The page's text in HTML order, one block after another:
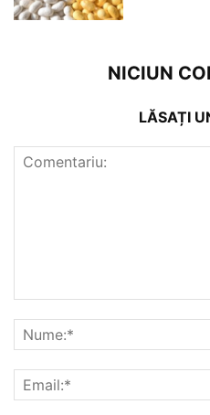
NICIUN
LĂSAȚI